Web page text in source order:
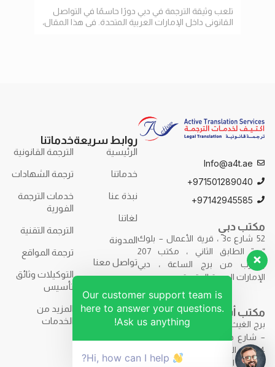
تلعب وثيقة الترجمة في دبي دورًا حاسمًا في التواصل
القانوني داخل الإمارات العربية المتحدة. في هذا المقال،
Info@a4t.ae
971501289040+
97142945585+
مكتب دبي
52 شارع 3c ، قرية الأعمال – بلوك
“ب” الطابق الثاني ، مكتب 207
بالقرب من برج الساعة ، دبي
الإمارات العربية المتحدة.
مكتب أبوظبي
برج الغيث – F9R7+7H2 – برج الغيث
– شارع حمدان بن محمد – مكتب
844 – الطابق الثامن – أبوظبي –
الإمارات العربية المتحدة
روابط سريعة
الرئيسية
خدماتنا
نبذة عنا
لغاتنا
المدونة
تواصل معنا
خدماتنا
الترجمة القانونية
ترجمة الشهادات
خدمات الترجمة
الفورية
الترجمة التقنية
ترجمة المواقع
التوكيلات وثائق
تأسيس
المزيد من
الخدمات
Our customer support team is
here to answer your questions.
Ask us anything!